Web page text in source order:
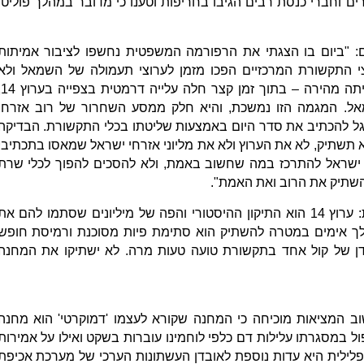
"ביום בו הצגתי את הרפורמה המשפטית נחשפו לציבור
התקשורת המרכזיים הפכו מזמן לערוצי תעמולה של השמאל
המגמה הזו נמשכת, והיא חלק ממסע השחרור של רוב
להכתיב את סדר היום באמצעות שליטתו בכלי התקשורת.
במשטרה ביחס לערוץ 14 לא תשתיק, לא את הערוץ ולא את מליוני אזרחי ישראל שמאסו
להתרכז במה שחשוב באמת, ולא להסכים להפוך לכלי
את הרוב ואת האמת".
שר הכלכלה והתעשייה ח"כ ניר ברקת: ​ערוץ 14 הוא התיקון ההיסטורי והפה של מיליונים שסתמו להם
אימים במטרה להשתיק הוא סתימת פיות מסוכנת ורמיסת
של קול אחד בתקשורת טועה טעות מרה. לא ישתיקו את
המציאות מוכיחה כי המחנה שקורא לעצמו 'דמוקרטי' הוא
עלילות דם כלפי לוחמינו עוברות בשקט ואילו על
היא עדות נוספת לאובדן העשתונות הערכי של מערכת